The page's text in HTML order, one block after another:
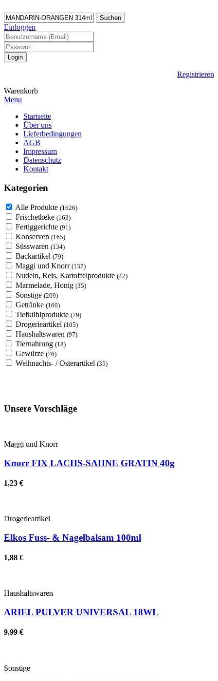
Suchen
Einloggen
Registrieren
Warenkorb
Menu
Startseite
Über uns
Lieferbedingungen
AGB
Impressum
Datenschutz
Kontakt
Kategorien
Alle Produkte (1626)
Frischetheke (163)
Fertiggerichte (91)
Konserven (165)
Süsswaren (134)
Backartikel (79)
Maggi und Knorr (137)
Nudeln, Reis, Kartoffelprodukte (42)
Marmelade, Honig (35)
Sonstige (209)
Getränke (160)
Tiefkühlprodukte (79)
Drogerieartikel (105)
Haushaltswaren (97)
Tiernahrung (18)
Gewürze (76)
Weihnachts- / Osterartikel (35)
Unsere Vorschläge
Maggi und Knorr
Knorr FIX LACHS-SAHNE GRATIN 40g
1,23 €
Drogerieartikel
Elkos Fuss- & Nagelbalsam 100ml
1,88 €
Haushaltswaren
ARIEL PULVER UNIVERSAL 18WL
9,99 €
Sonstige